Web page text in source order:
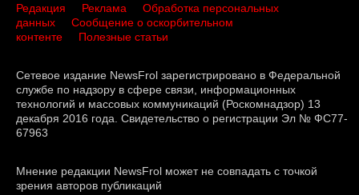
Редакция Реклама
Обработка персональных
данных
Сообщение о оскорбительном
контенте
Полезные статьи
Сетевое издание NewsFrol зарегистрировано в Федеральной
службе по надзору в сфере связи, информационных
технологий и массовых коммуникаций (Роскомнадзор) 13
декабря 2016 года. Свидетельство о регистрации Эл № ФС77-
67963
Мнение редакции NewsFrol может не совпадать с точкой
зрения авторов публикаций